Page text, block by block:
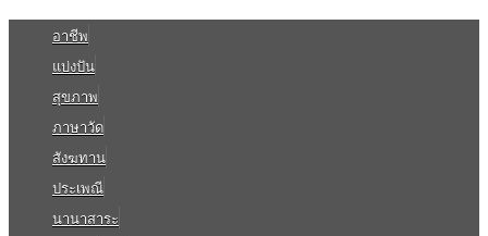
อาชีพ
แบ่งปัน
สุขภาพ
ภาษาวัด
สังฆทาน
ประเพณี
นานาสาระ